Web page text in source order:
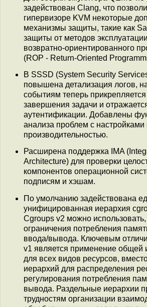
задействован Clang, что
гипервизоре KVM некоторые
механизмы защиты, такие как
защиты от методов
возвратно-ориентированного
(ROP - Return-Oriented
В SSSD (System Security
повышена детализация логов,
событиям теперь
завершения задачи и
аутентификации. Добавлены
анализа проблем с настройками
производительностью.
Расширена поддержка IMA
Architecture) для проверки
компонентов операционной
подписям и хэшам.
По умолчанию задействована
унифицированная иерархия
Сgroups v2 можно
ограничения потребления
ввода/вывода. Ключевым
v1 является применение общей
для всех видов ресурсов,
иерархий для распределения
регулирования потребления
вывода. Раздельные иерархии
трудностям организации